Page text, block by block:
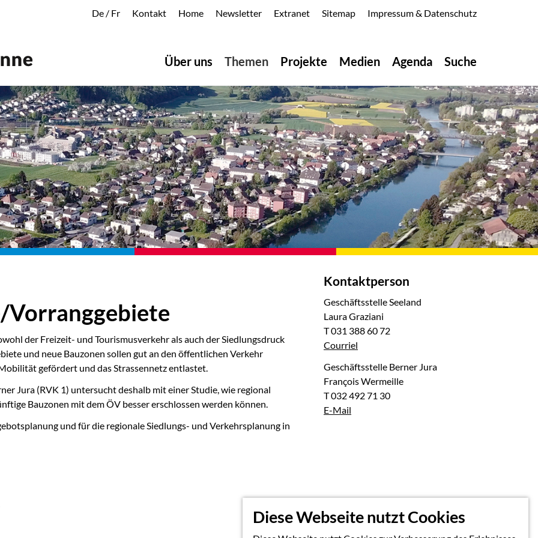
Diese Webseite nutzt Cookies
De / Fr Kontakt Home Newsletter Extranet Sitemap Impressum & Datenschutz
Über uns Themen Projekte Medien Agenda Suche
der Freizeit- und Tourismusverkehr als auch der Siedlungsdruck
und neue Bauzonen sollen gut an den öffentlichen Verkehr
gefördert und das Strassennetz entlastet.
Jura (RVK 1) untersucht deshalb mit einer Studie, wie regional
Bauzonen mit dem ÖV besser erschlossen werden können.
und für die regionale Siedlungs- und Verkehrsplanung in
Kontaktperson
Geschäftsstelle Seeland
Laura Graziani
T 031 388 60 72
Courriel
Geschäftsstelle Berner Jura
François Wermeille
T 032 492 71 30
E-Mail